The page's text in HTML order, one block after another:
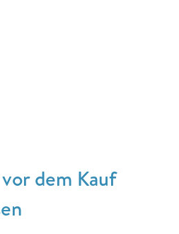
dem Kauf